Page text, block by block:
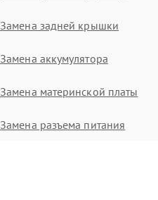
Замена задней крышки
Замена аккумулятора
Замена материнской платы
Замена разъема питания